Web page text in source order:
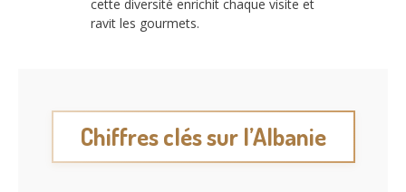
cette diversité enrichit chaque visite et
ravit les gourmets.
Chiffres clés sur l’Albanie